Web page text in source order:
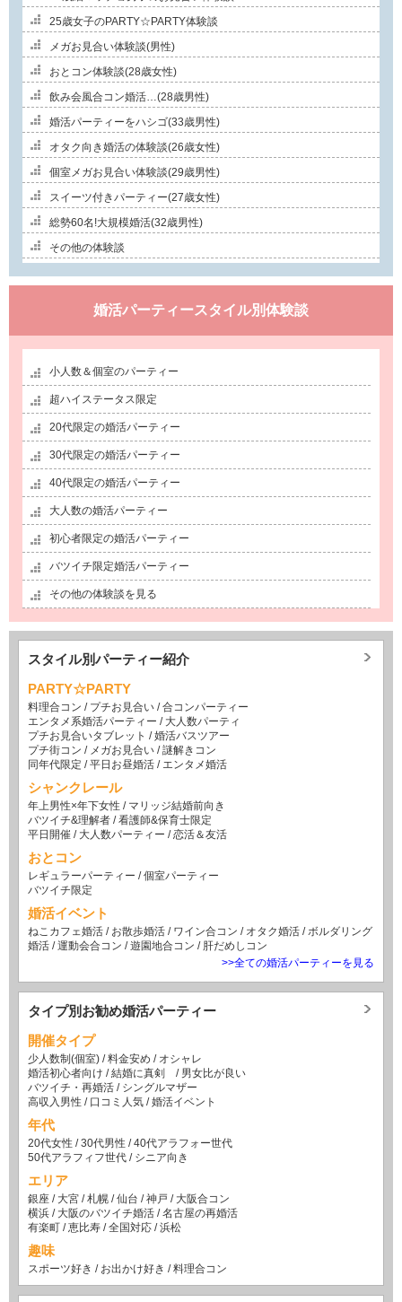
25歳女子のPARTY☆PARTY体験談
メガお見合い体験談(男性)
おとコン体験談(28歳女性)
飲み会風合コン婚活…(28歳男性)
婚活パーティーをハシゴ(33歳男性)
オタク向き婚活の体験談(26歳女性)
個室メガお見合い体験談(29歳男性)
スイーツ付きパーティー(27歳女性)
総勢60名!大規模婚活(32歳男性)
その他の体験談
婚活パーティースタイル別体験談
小人数＆個室のパーティー
超ハイステータス限定
20代限定の婚活パーティー
30代限定の婚活パーティー
40代限定の婚活パーティー
大人数の婚活パーティー
初心者限定の婚活パーティー
バツイチ限定婚活パーティー
その他の体験談を見る
スタイル別パーティー紹介
PARTY☆PARTY
料理合コン / プチお見合い /合コンパーティー
エンタメ系婚活パーティー / 大人数パーティ
プチお見合いタブレット /婚活バスツアー
プチ街コン / メガお見合い /謎解きコン
同年代限定 /平日お昼婚活 / エンタメ婚活
シャンクレール
年上男性×年下女性 / マリッジ結婚前向き
バツイチ&理解者 /看護師&保育士限定
平日開催 / 大人数パーティー /恋活＆友活
おとコン
レギュラーパーティー /個室パーティー
バツイチ限定
婚活イベント
ねこカフェ婚活 / お散歩婚活 / ワイン合コン / オタク婚活 / ボルダリング
婚活 /運動会合コン /遊園地合コン / 肝だめしコン
>>全ての婚活パーティーを見る
タイプ別お勧め婚活パーティー
開催タイプ
少人数制(個室) /料金安め / オシャレ
婚活初心者向け /結婚に真剣 / 男女比が良い
バツイチ・再婚活 / シングルマザー
高収入男性 / 口コミ人気 /婚活イベント
年代
20代女性 /30代男性 /40代アラフォー世代
50代アラフィフ世代 / シニア向き
エリア
銀座 / 大宮 /札幌 /仙台 /神戸 / 大阪合コン
横浜 / 大阪のバツイチ婚活 /名古屋の再婚活
有楽町 /恵比寿 /全国対応 /浜松
趣味
スポーツ好き / お出かけ好き /料理合コン